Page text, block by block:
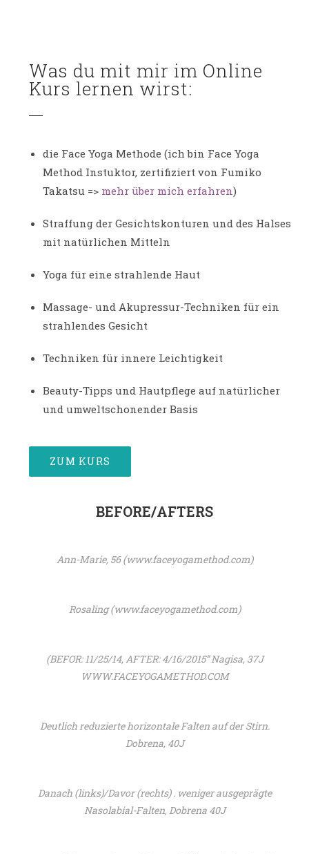
Was du mit mir im Online
Kurs lernen wirst:
die Face Yoga Methode (ich bin Face Yoga
Method Instuktor, zertifiziert von Fumiko
Takatsu => mehr über mich erfahren)
Straffung der Gesichtskonturen und des Halses
mit natürlichen Mitteln
Yoga für eine strahlende Haut
Massage- und Akupressur-Techniken für ein
strahlendes Gesicht
Techniken für innere Leichtigkeit
Beauty-Tipps und Hautpflege auf natürlicher
und umweltschonender Basis
ZUM KURS
BEFORE/AFTERS
Ann-Marie, 56 (www.faceyogamethod.com)
Rosaling (www.faceyogamethod.com)
(BEFOR: 11/25/14, AFTER: 4/16/2015” Nagisa, 37J
WWW.FACEYOGAMETHOD.COM
Deutlich reduzierte horizontale Falten auf der Stirn.
Dobrena, 40J
Danach (links)/Davor (rechts) . weniger ausgeprägte
Nasolabial-Falten, Dobrena 40J